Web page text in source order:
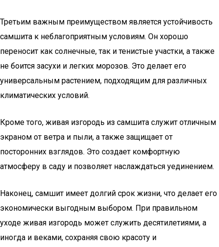
Третьим важным преимуществом является устойчивость
самшита к неблагоприятным условиям. Он хорошо
переносит как солнечные, так и тенистые участки, а также
не боится засухи и легких морозов. Это делает его
универсальным растением, подходящим для различных
климатических условий.
Кроме того, живая изгородь из самшита служит отличным
экраном от ветра и пыли, а также защищает от
посторонних взглядов. Это создает комфортную
атмосферу в саду и позволяет наслаждаться уединением.
Наконец, самшит имеет долгий срок жизни, что делает его
экономически выгодным выбором. При правильном
уходе живая изгородь может служить десятилетиями, а
иногда и веками, сохраняя свою красоту и